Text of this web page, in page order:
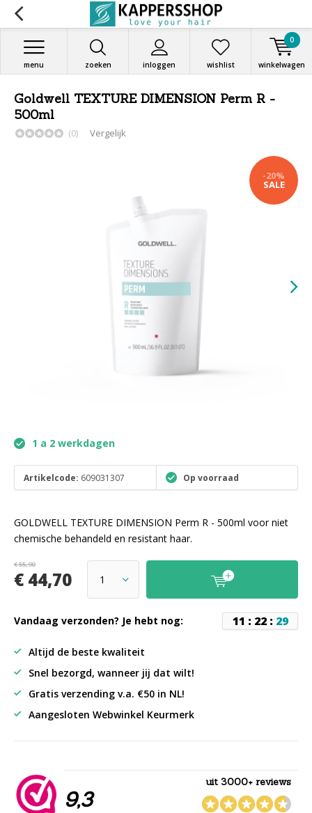
zoeken inloggen
menu wishlist winkelwagen
0
Goldwell TEXTURE DIMENSION Perm R -
500ml
(0) Vergelijk
-20%
SALE
1 a 2 werkdagen
Artikelcode: 609031307 Op voorraad
GOLDWELL TEXTURE DIMENSION Perm R - 500ml voor niet
chemische behandeld en resistant haar.
€ 55,90
€ 44,70
Vandaag verzonden? Je hebt nog: 11 : 22: 29
Altijd de beste kwaliteit
Snel bezorgd, wanneer jij dat wilt!
Gratis verzending v.a. €50 in NL!
Aangesloten Webwinkel Keurmerk
9,3
uit 3000+ reviews